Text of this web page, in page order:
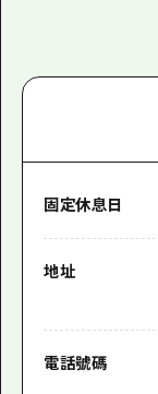
固定休息日
地址
電話號碼